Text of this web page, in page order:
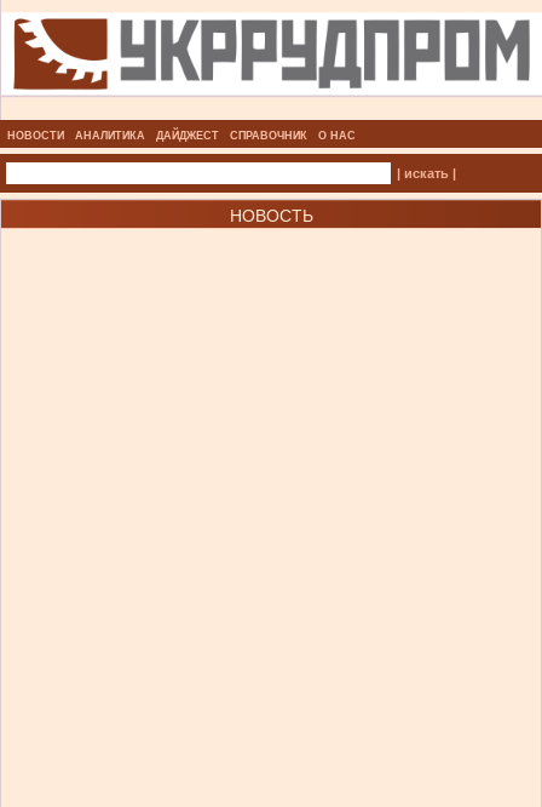
НОВОСТИ АНАЛИТИКА ДАЙДЖЕСТ СПРАВОЧНИК О НАС
| искать |
НОВОСТЬ